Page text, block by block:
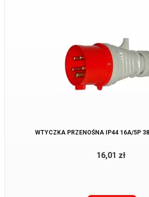
WTYCZKA PRZENOŚNA IP44 16A/5P
16,01 zł